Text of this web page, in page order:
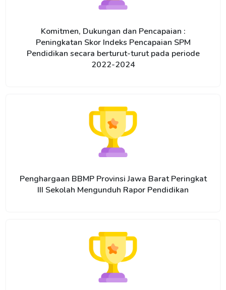
Komitmen, Dukungan dan Pencapaian :
Peningkatan Skor Indeks Pencapaian SPM
Pendidikan secara berturut-turut pada periode
2022-2024
Penghargaan BBMP Provinsi Jawa Barat Peringkat
III Sekolah Mengunduh Rapor Pendidikan